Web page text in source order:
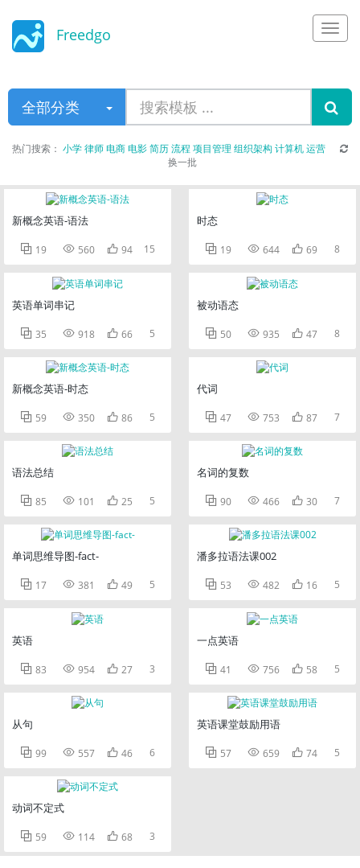
Freedgo
全部分类
热门搜索： 小学律师电商电影简历流程 项目管理 组织架构 计算机运营
换一批
新概念英语-语法
 19  560  94 15
英语单词串记
 35  918  66 5
新概念英语-时态
 59  350  86 5
语法总结
 85  101  25 5
单词思维导图-fact-
 17  381  49 5
英语
 83  954  27 3
从句
 99  557  46 6
动词不定式
 59  114  68 3
时态
 19  644  69 8
被动语态
 50  935  47 8
代词
 47  753  87 7
名词的复数
 90  466  30 7
潘多拉语法课002
 53  482  16 5
一点英语
 41  756  58 5
英语课堂鼓励用语
 57  659  74 5